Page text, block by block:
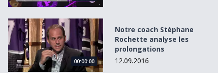
Notre coach Stéphane Rochette analyse les
00:00:00
Notre coach Stéphane
Rochette analyse les
prolongations
12.09.2016